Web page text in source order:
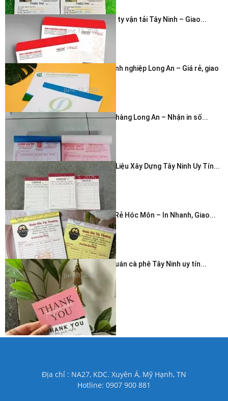
In bao thư công ty vận tải Tây Ninh – Giao...
June 12, 2026
In phong bì doanh nghiệp Long An – Giá rẻ, giao
nhanh...
June 12, 2026
In hóa đơn cửa hàng Long An – Nhận in số...
June 6, 2026
In Hóa Đơn Vật Liệu Xây Dựng Tây Ninh Uy Tín...
June 5, 2026
In Hóa Đơn Giá Rẻ Hóc Môn – In Nhanh, Giao...
June 5, 2026
In thẻ cảm ơn quán cà phê Tây Ninh uy tín...
June 1, 2026
Địa chỉ : NA27, KDC. Xuyên Á, Mỹ Hạnh, TN
Hotline: 0907 900 881